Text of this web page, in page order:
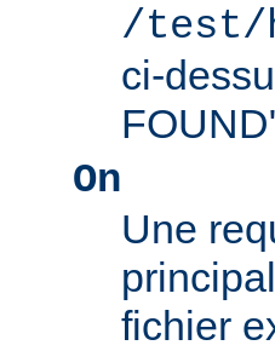
/test/
ci-
On
Une
fichier